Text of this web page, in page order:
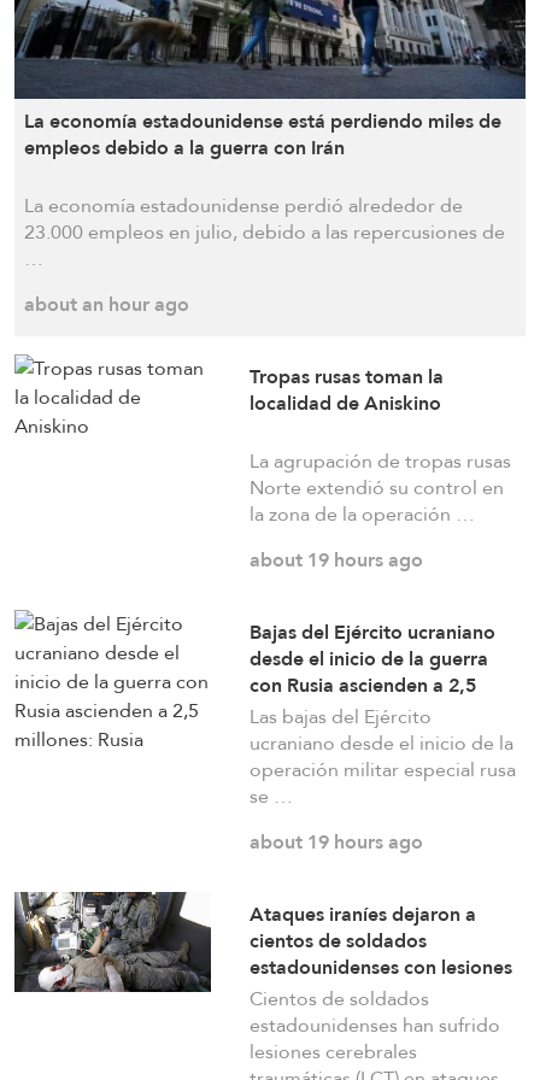
de las políticas sociales
about 20 hours ago
Arabia Saudí, Pakistán y Turquía firman un
acuerdo de defensa en la cumbre de La Meca
a day ago
Rezai a Arabia Saudí: Los acuerdos en papel no
les brindarán seguridad y deben corregir sus
políticas
a day ago
Ataques iraníes dejaron a cientos de soldados
estadounidenses con lesiones cerebrales
permanentes
a day ago
Oficiales israelíes advierten: “La zona de
seguridad en el sur del Líbano fortalecerá a
Hezbolá y revivirá su gloria”
«Israel» ataca Siria mientras el ministro de
Asuntos Exteriores turco visita Damasco,
poniendo de manifiesto las tensiones entre Tel
La economía estadounidense está perdiendo miles de
empleos debido a la guerra con Irán
La economía estadounidense perdió alrededor de
23.000 empleos en julio, debido a las repercusiones de
…
about an hour ago
Tropas rusas toman la
localidad de Aniskino
La agrupación de tropas rusas
Norte extendió su control en
la zona de la operación …
about 19 hours ago
Bajas del Ejército ucraniano
desde el inicio de la guerra
con Rusia ascienden a 2,5
millones: Rusia
Las bajas del Ejército
ucraniano desde el inicio de la
operación militar especial rusa
se …
about 19 hours ago
Ataques iraníes dejaron a
cientos de soldados
estadounidenses con lesiones
cerebrales permanentes
Cientos de soldados
estadounidenses han sufrido
lesiones cerebrales